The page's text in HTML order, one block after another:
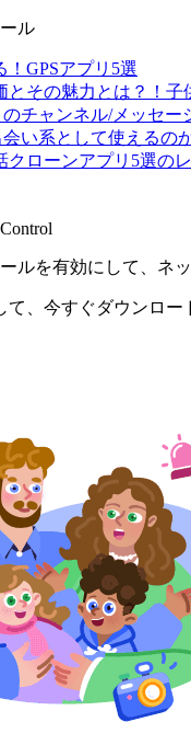
ル
GPSアプリ5選
とその魅力とは？！
のチャンネル/メッセ
会い系として使えるの
クローンアプリ5選の
ルを有効にして、ネ
て、今すぐダウンロー